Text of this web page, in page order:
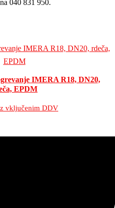
040 831 950.
IMERA R18, DN20,
EPDM
z vključenim DDV